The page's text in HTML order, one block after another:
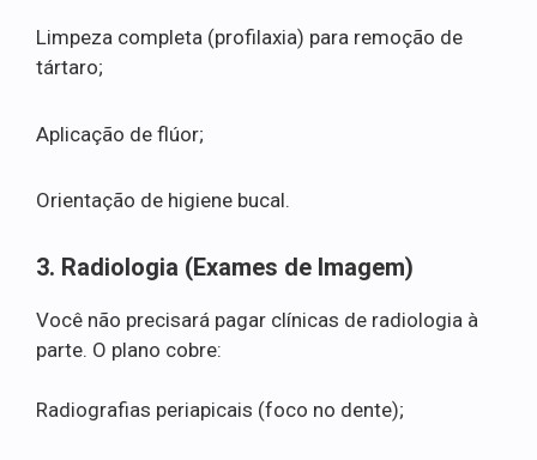
Limpeza completa (profilaxia) para remoção de
tártaro;
Aplicação de flúor;
Orientação de higiene bucal.
3. Radiologia (Exames de Imagem)
Você não precisará pagar clínicas de radiologia à
parte. O plano cobre:
Radiografias periapicais (foco no dente);